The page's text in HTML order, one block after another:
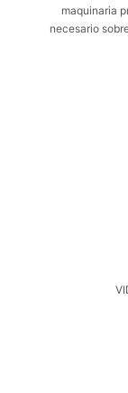
maquinaria
necesario